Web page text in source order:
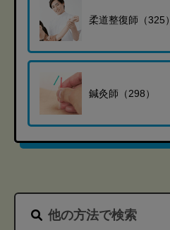
柔道整復師（325）
鍼灸師（298）
他の方法で検索